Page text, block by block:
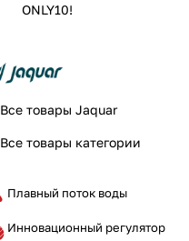
ONLY10!
Все товары Jaquar
Все товары категории
Плавный поток воды
Инновационный регулятор